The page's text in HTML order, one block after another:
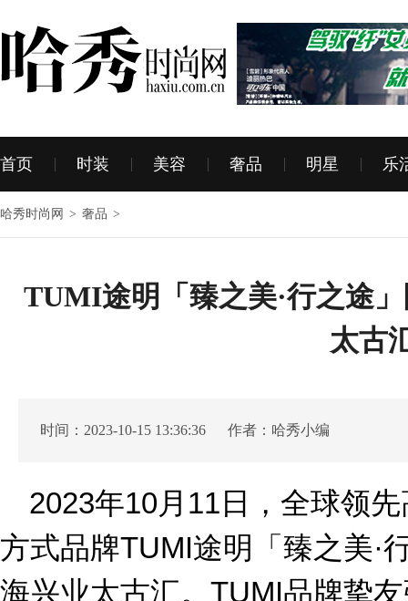
首页 时装 美容 奢品 明星 乐
哈秀时尚网 > 奢品 >
TUMI途明「臻之美·行之途
太古
时间：2023-10-15 13:36:36 作者：哈秀小编
2023年10月11日，全球领
方式品牌TUMI途明「臻之美·
海兴业太古汇。TUMI品牌挚